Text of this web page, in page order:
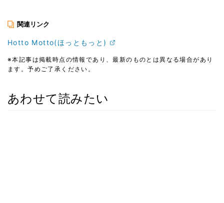
関連リンク
Hotto Motto(ほっともっと)
※本記事は掲載時点の情報であり、最新のものとは異なる場合があり
ます。予めご了承ください。
あわせて読みたい